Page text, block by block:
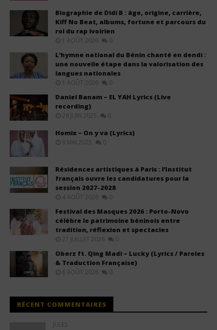
Biographie de Didi B : âge, origine, carrière,
Kiff No Beat, albums, fortune et parcours du
roi du rap ivoirien
1 AOÛT 2026 0
L’hymne national du Bénin chanté en dendi :
une nouvelle étape dans la valorisation des
langues nationales
1 AOÛT 2026 0
Daniel Banam – EL YAH Lyrics (Live
recording)
29 JUIN 2025 0
Homix – On y va (Lyrics)
9 MAI 2025 0
Résidences artistiques à Paris : l’Institut
français ouvre les candidatures pour la
session 2027-2028
4 AOÛT 2026 0
Festival des Masques 2026 : Porto-Novo
célèbre le patrimoine béninois entre
tradition, réflexion et spectacles
27 JUILLET 2026 0
Oberz ft. Qing Madi – Lucky (Lyrics / Paroles
& Traduction Française)
6 AOÛT 2026 0
RÉCENT COMMENTAIRES
JULES